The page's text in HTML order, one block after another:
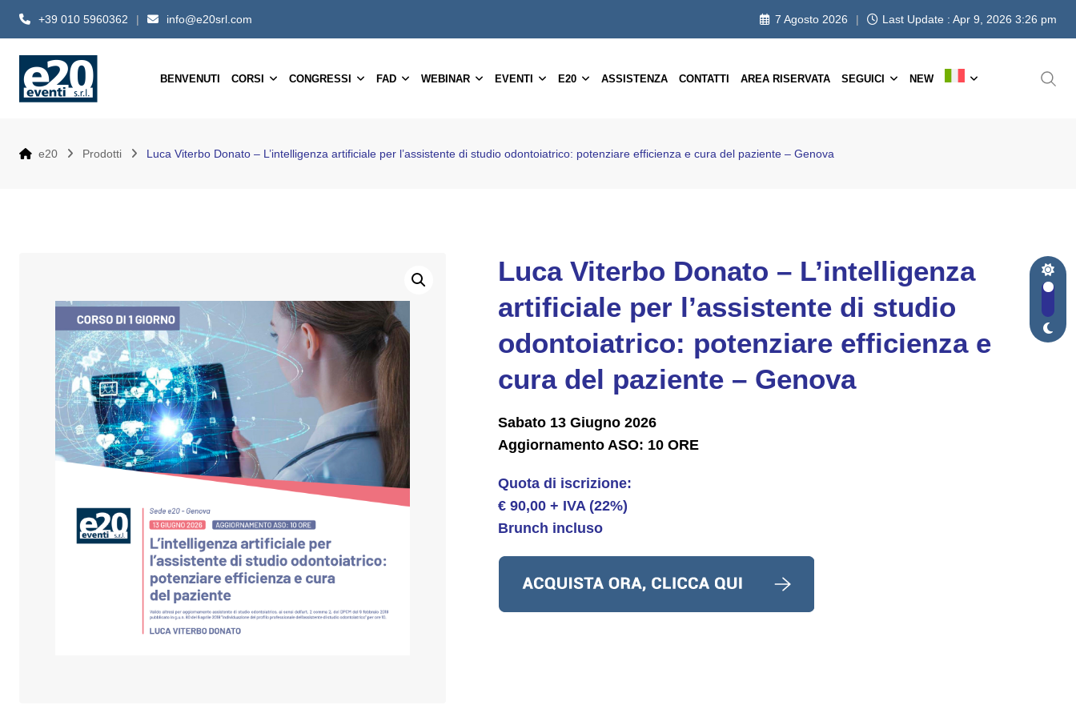
Skip
content
+39 010 5960362 info@e20srl.com⁣ 7 Agosto 2026 Last Update : Apr 9, 2026 3:26 pm
BENVENUTI CORSI CONGRESSI FAD WEBINAR EVENTI E20 ASSISTENZA CONTATTI AREA RISERVATA SEGUICI NEW
e20 Prodotti Luca Viterbo Donato – L’intelligenza artificiale per l’assistente di studio odontoiatrico: potenziare efficienza e cura del paziente – Genova
Luca Viterbo Donato – L’intelligenza
artificiale per l’assistente di studio
odontoiatrico: potenziare efficienza e
cura del paziente – Genova
Sabato 13 Giugno 2026
Aggiornamento ASO: 10 ORE
Quota di iscrizione:
€ 90,00 + IVA (22%)
Brunch incluso